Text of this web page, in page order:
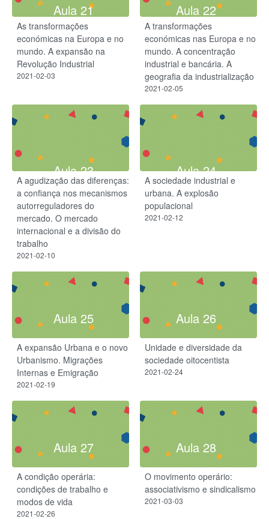
Aula 21
As transformações
económicas na Europa e no
mundo. A expansão na
Revolução Industrial
2021-02-03
Aula 22
A transformações
económicas nas Europa e no
mundo. A concentração
industrial e bancária. A
geografia da industrialização
2021-02-05
Aula 23
A agudização das diferenças:
a confiança nos mecanismos
autorreguladores do
mercado. O mercado
internacional e a divisão do
trabalho
2021-02-10
Aula 24
A sociedade industrial e
urbana. A explosão
populacional
2021-02-12
Aula 25
A expansão Urbana e o novo
Urbanismo. Migrações
Internas e Emigração
2021-02-19
Aula 26
Unidade e diversidade da
sociedade oitocentista
2021-02-24
Aula 27
A condição operária:
condições de trabalho e
modos de vida
2021-02-26
Aula 28
O movimento operário:
associativismo e sindicalismo
2021-03-03